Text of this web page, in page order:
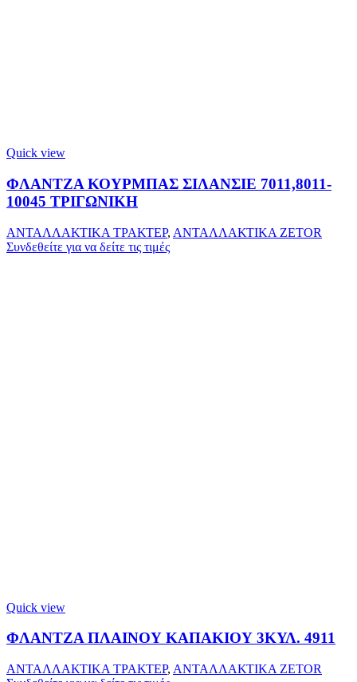
Quick view
ΦΛΑΝΤΖΑ ΚΟΥΡΜΠΑΣ ΣΙΛΑΝΣΙΕ 7011,8011-
10045 ΤΡΙΓΩΝΙΚΗ
ΑΝΤΑΛΛΑΚΤΙΚΑ ΤΡΑΚΤΕΡ, ΑΝΤΑΛΛΑΚΤΙΚΑ ZETOR
Συνδεθείτε για να δείτε τις τιμές
Quick view
ΦΛΑΝΤΖΑ ΠΛΑΙΝΟΥ ΚΑΠΑΚΙΟΥ 3ΚΥΛ. 4911
ΑΝΤΑΛΛΑΚΤΙΚΑ ΤΡΑΚΤΕΡ, ΑΝΤΑΛΛΑΚΤΙΚΑ ZETOR